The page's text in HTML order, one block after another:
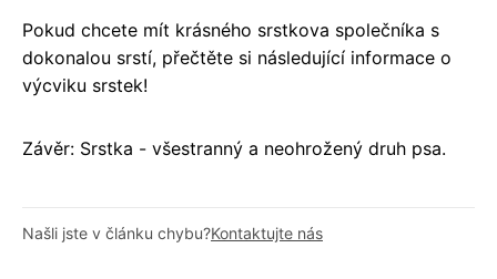
Pokud chcete mít krásného srstkova společníka s
dokonalou srstí, přečtěte si následující informace o
výcviku srstek!
Závěr: Srstka - všestranný a neohrožený druh psa.
Našli jste v článku chybu?Kontaktujte nás